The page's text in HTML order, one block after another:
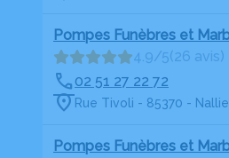
Pompes Funèbres et
4.9/5(26 avis)
02 51 27 22 72
Rue Tivoli - 85370 -
Pompes Funèbres et